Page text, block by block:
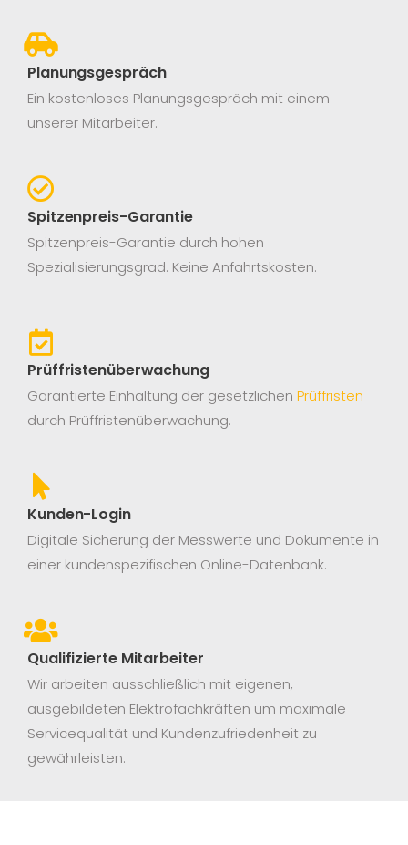
Planungsgespräch
Ein kostenloses Planungsgespräch mit einem
unserer Mitarbeiter.
Spitzenpreis-Garantie
Spitzenpreis-Garantie durch hohen
Spezialisierungsgrad. Keine Anfahrtskosten.
Prüffristenüberwachung
Garantierte Einhaltung der gesetzlichen Prüffristen
durch Prüffristenüberwachung.
Kunden-Login
Digitale Sicherung der Messwerte und Dokumente in
einer kundenspezifischen Online-Datenbank.
Qualifizierte Mitarbeiter
Wir arbeiten ausschließlich mit eigenen,
ausgebildeten Elektrofachkräften um maximale
Servicequalität und Kundenzufriedenheit zu
gewährleisten.